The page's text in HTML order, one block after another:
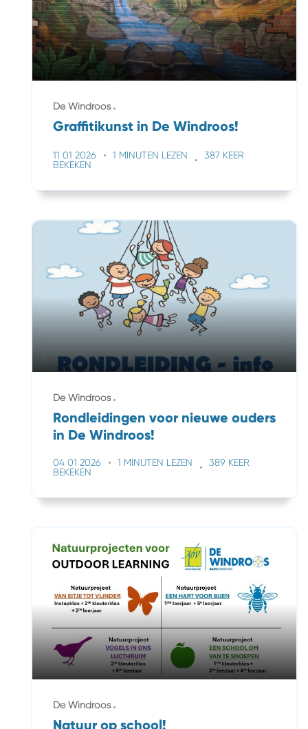
De Windroos
Graffitikunst in De Windroos!
11 01 2026 1 MINUTEN LEZEN
387 KEER
BEKEKEN
De Windroos
Rondleidingen voor nieuwe ouders
in De Windroos!
04 01 2026 1 MINUTEN LEZEN
389 KEER
BEKEKEN
De Windroos
Natuur op school!